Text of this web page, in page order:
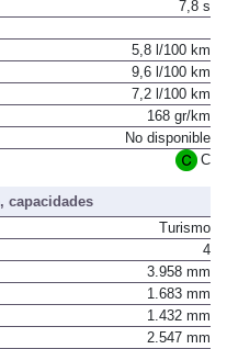
7,8 s
5,8 l/100 km
9,6 l/100 km
7,2 l/100 km
168 gr/km
No disponible
C
capacidades
Turismo
4
3.958 mm
1.683 mm
1.432 mm
2.547 mm